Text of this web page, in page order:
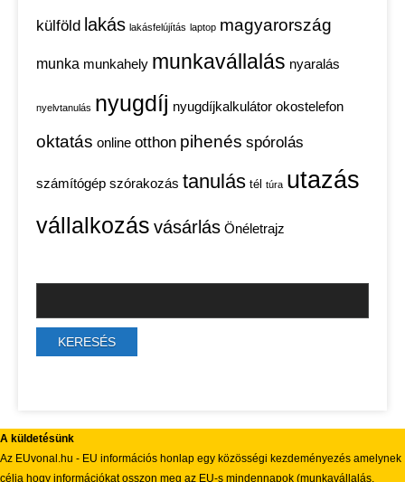
külföld lakás lakásfelújítás laptop magyarország
munka munkahely munkavállalás nyaralás
nyelvtanulás nyugdíj nyugdíjkalkulátor okostelefon
oktatás online otthon pihenés spórolás
számítógép szórakozás tanulás tél túra utazás
vállalkozás vásárlás Önéletrajz
A küldetésünk
Az EUvonal.hu - EU információs honlap egy közösségi kezdeményezés amelynek
célja hogy információkat osszon meg az EU-s mindennapok (munkavállalás,